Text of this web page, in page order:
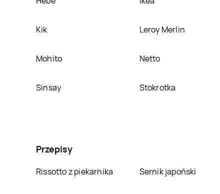
Kik Leroy Merlin
Mohito Netto
Sinsay Stokrotka
Przepisy
Rissotto z piekarnika Sernik japoński